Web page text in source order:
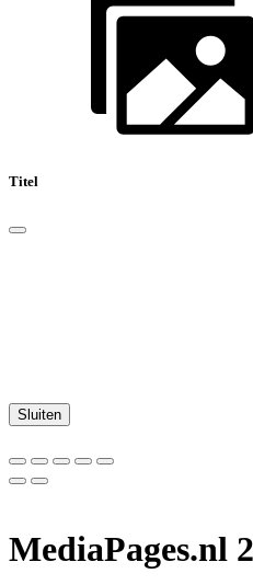
Titel
Sluiten
MediaPages.nl